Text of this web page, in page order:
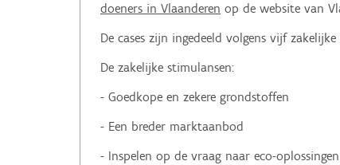
doeners in Vlaanderen op de website van
De cases zijn ingedeeld volgens vijf
De zakelijke stimulansen:
- Goedkope en zekere grondstoffen
- Een breder marktaanbod
- Inspelen op de vraag naar eco-oplossingen